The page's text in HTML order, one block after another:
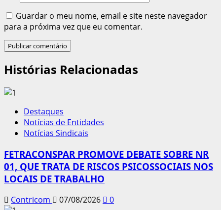
Guardar o meu nome, email e site neste navegador
para a próxima vez que eu comentar.
Histórias Relacionadas
Destaques
Notícias de Entidades
Notícias Sindicais
FETRACONSPAR PROMOVE DEBATE SOBRE NR
01, QUE TRATA DE RISCOS PSICOSSOCIAIS NOS
LOCAIS DE TRABALHO
Contricom 07/08/2026 0